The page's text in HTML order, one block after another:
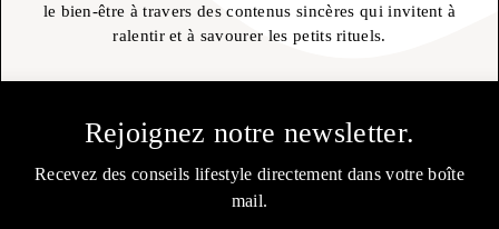
le bien-être à travers des contenus sincères qui invitent à
ralentir et à savourer les petits rituels.
Rejoignez notre newsletter.
Recevez des conseils lifestyle directement dans votre boîte
mail.